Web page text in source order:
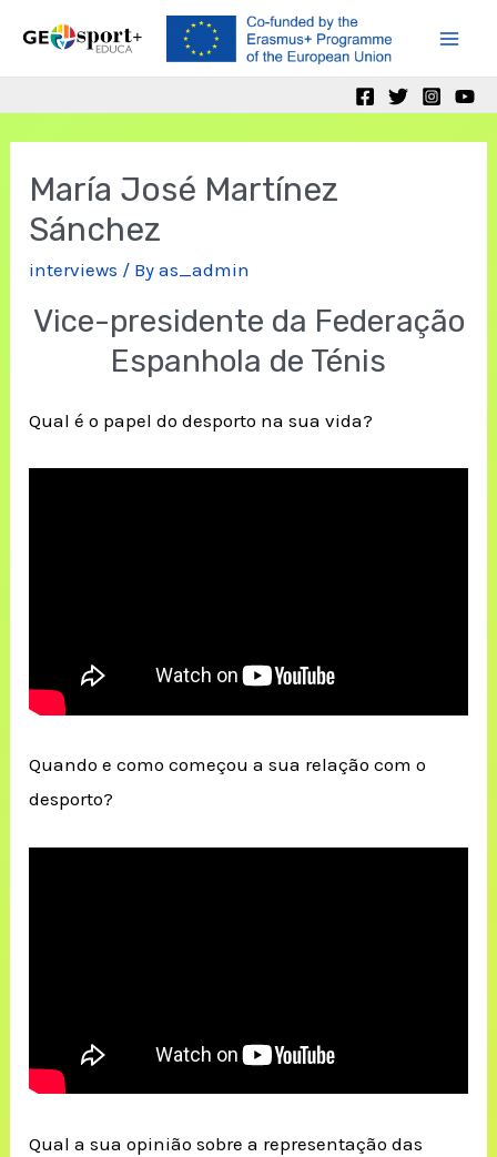
María José Martínez
Sánchez
interviews / Byas_admin
Vice-presidente da Federação
Espanhola de Ténis
Qual é o papel do desporto na sua vida?
Quando e como começou a sua relação com o
desporto?
Qual a sua opinião sobre a representação das